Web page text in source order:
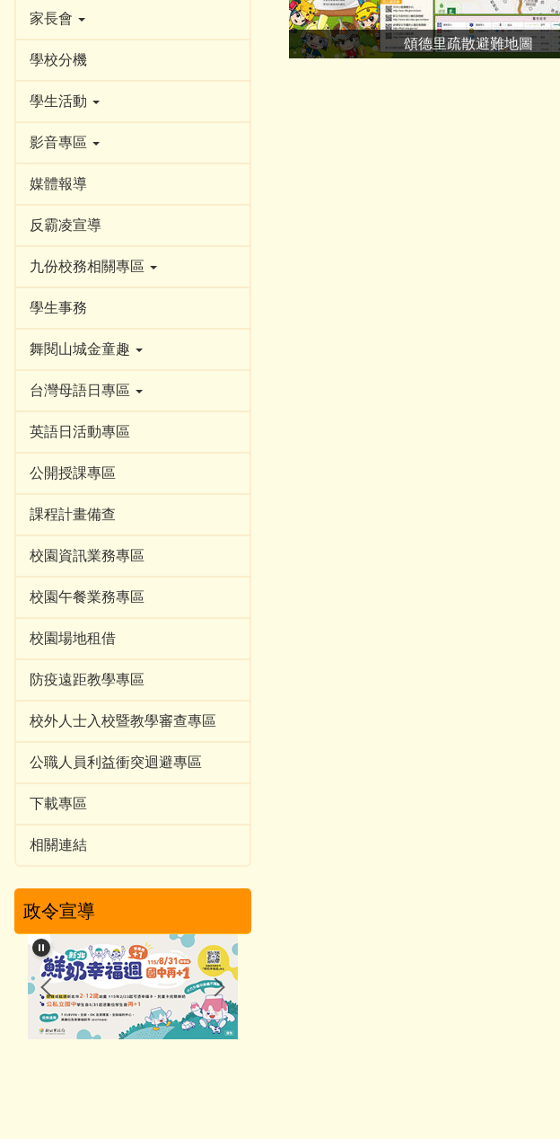
家長會
學校分機
學生活動
影音專區
媒體報導
反霸凌宣導
九份校務相關專區
學生事務
舞閱山城金童趣
台灣母語日專區
英語日活動專區
公開授課專區
課程計畫備查
校園資訊業務專區
校園午餐業務專區
校園場地租借
防疫遠距教學專區
校外人士入校暨教學審查專區
公職人員利益衝突迴避專區
下載專區
相關連結
政令宣導
頌德里疏散避難地圖